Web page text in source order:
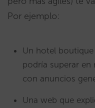
Por ejemplo:
Un hotel
podría superar en
con anuncios
Una web que